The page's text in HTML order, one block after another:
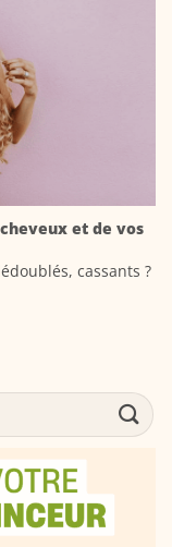
et de vos
cassants ?